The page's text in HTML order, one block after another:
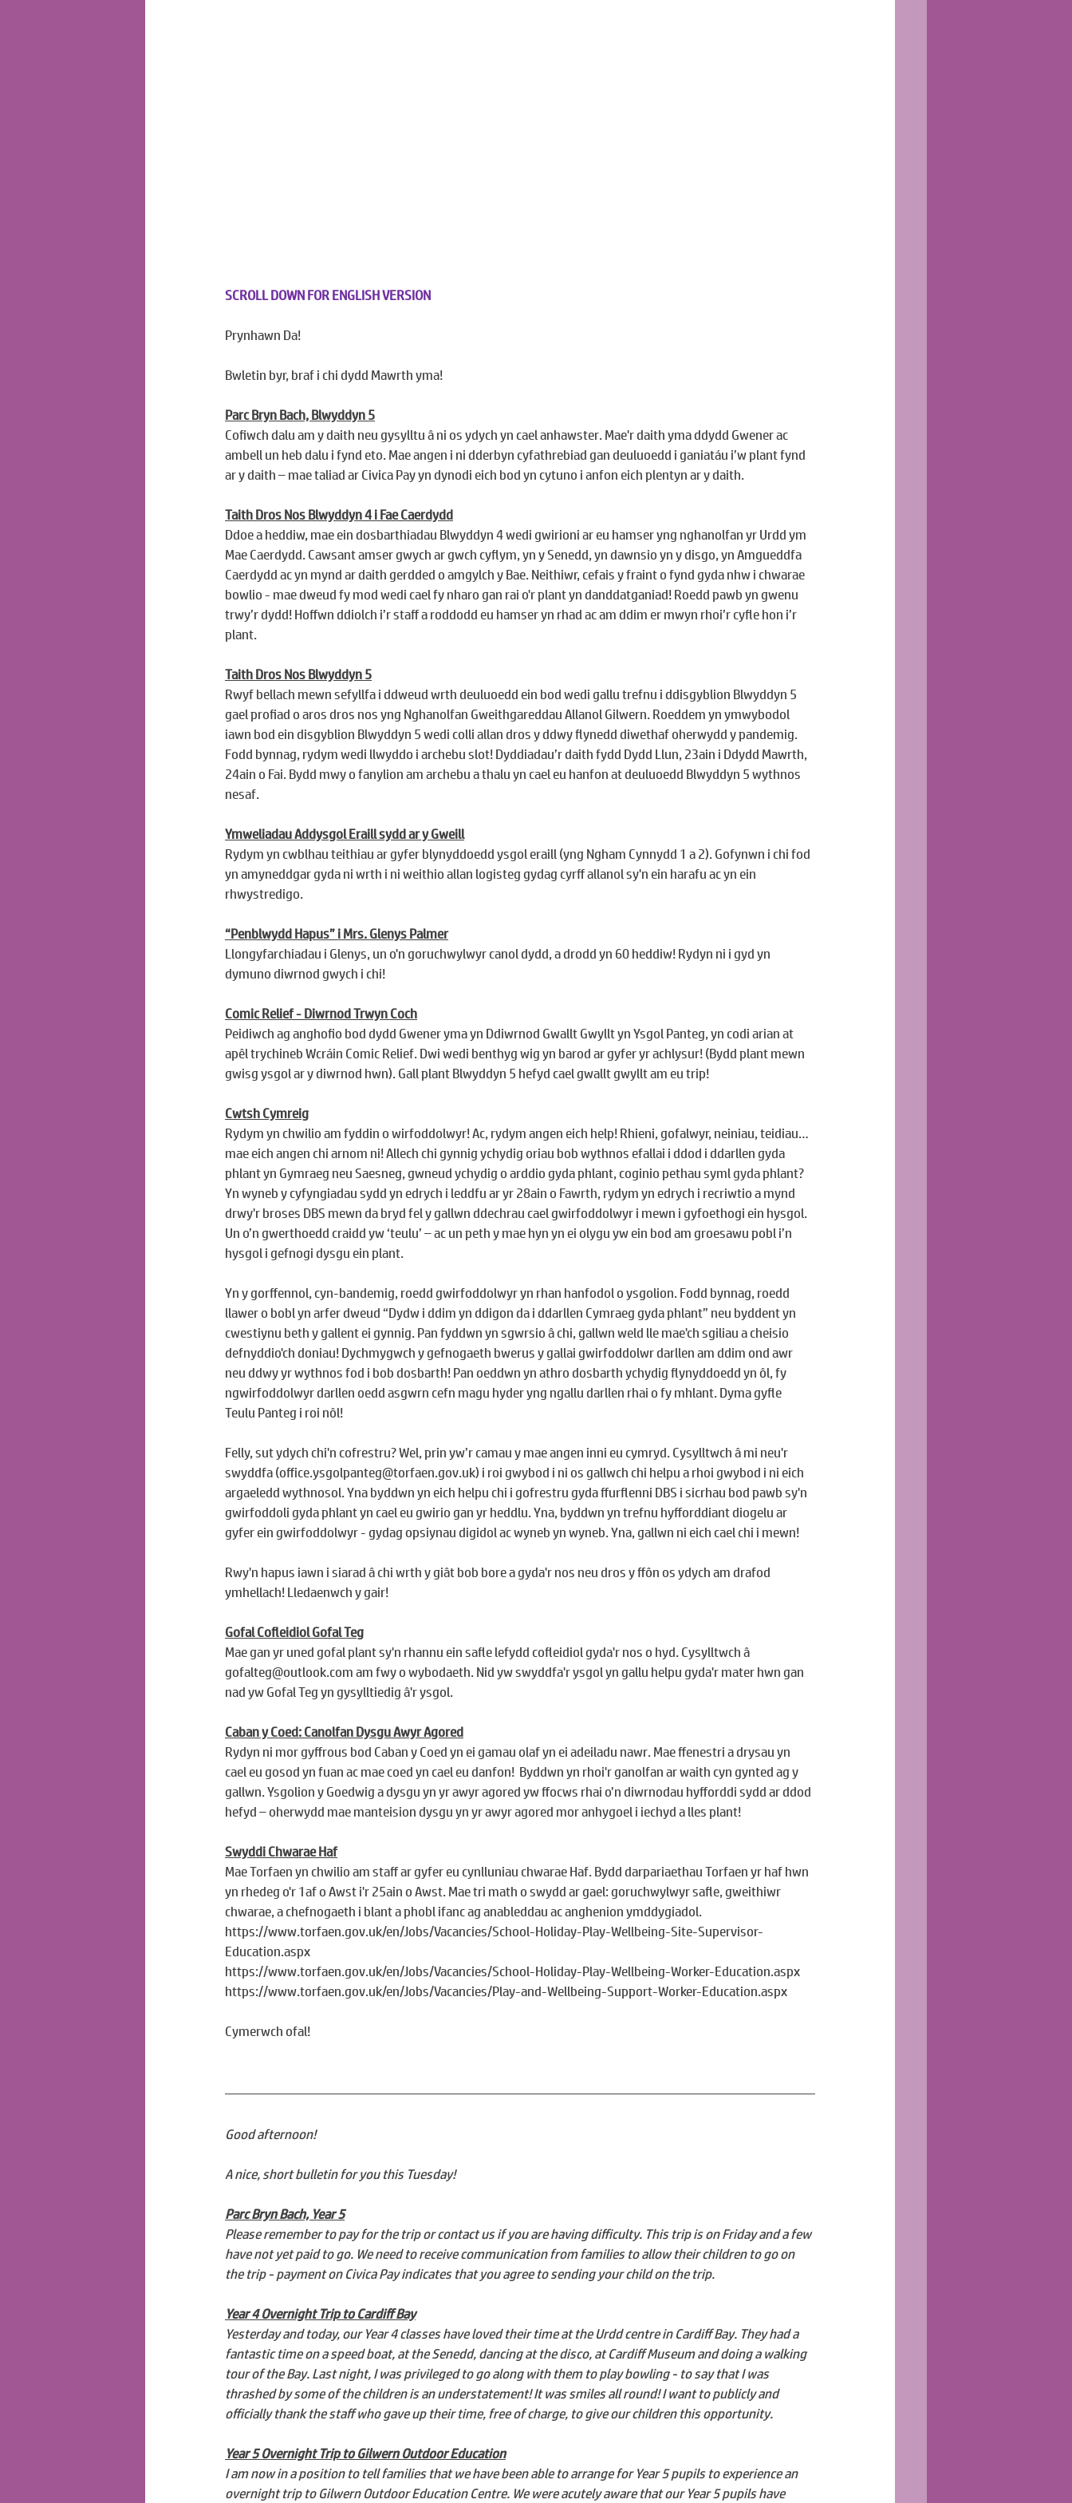
SCROLL DOWN FOR ENGLISH VERSION
Prynhawn Da!
Bwletin byr, braf i chi dydd Mawrth yma!
Parc Bryn Bach, Blwyddyn 5
Cofiwch dalu am y daith neu gysylltu â ni os ydych yn cael anhawster. Mae'r daith yma ddydd Gwener ac
ambell un heb dalu i fynd eto. Mae angen i ni dderbyn cyfathrebiad gan deuluoedd i ganiatáu i’w plant fynd
ar y daith – mae taliad ar Civica Pay yn dynodi eich bod yn cytuno i anfon eich plentyn ar y daith.
Taith Dros Nos Blwyddyn 4 i Fae Caerdydd
Ddoe a heddiw, mae ein dosbarthiadau Blwyddyn 4 wedi gwirioni ar eu hamser yng nghanolfan yr Urdd ym
Mae Caerdydd. Cawsant amser gwych ar gwch cyflym, yn y Senedd, yn dawnsio yn y disgo, yn Amgueddfa
Caerdydd ac yn mynd ar daith gerdded o amgylch y Bae. Neithiwr, cefais y fraint o fynd gyda nhw i chwarae
bowlio - mae dweud fy mod wedi cael fy nharo gan rai o'r plant yn danddatganiad! Roedd pawb yn gwenu
trwy’r dydd! Hoffwn ddiolch i’r staff a roddodd eu hamser yn rhad ac am ddim er mwyn rhoi’r cyfle hon i’r
plant.
Taith Dros Nos Blwyddyn 5
Rwyf bellach mewn sefyllfa i ddweud wrth deuluoedd ein bod wedi gallu trefnu i ddisgyblion Blwyddyn 5
gael profiad o aros dros nos yng Nghanolfan Gweithgareddau Allanol Gilwern. Roeddem yn ymwybodol
iawn bod ein disgyblion Blwyddyn 5 wedi colli allan dros y ddwy flynedd diwethaf oherwydd y pandemig.
Fodd bynnag, rydym wedi llwyddo i archebu slot! Dyddiadau’r daith fydd Dydd Llun, 23ain i Ddydd Mawrth,
24ain o Fai. Bydd mwy o fanylion am archebu a thalu yn cael eu hanfon at deuluoedd Blwyddyn 5 wythnos
nesaf.
Ymweliadau Addysgol Eraill sydd ar y Gweill
Rydym yn cwblhau teithiau ar gyfer blynyddoedd ysgol eraill (yng Ngham Cynnydd 1 a 2). Gofynwn i chi fod
yn amyneddgar gyda ni wrth i ni weithio allan logisteg gydag cyrff allanol sy'n ein harafu ac yn ein
rhwystredigo.
“Penblwydd Hapus” i Mrs. Glenys Palmer
Llongyfarchiadau i Glenys, un o'n goruchwylwyr canol dydd, a drodd yn 60 heddiw! Rydyn ni i gyd yn
dymuno diwrnod gwych i chi!
Comic Relief - Diwrnod Trwyn Coch
Peidiwch ag anghofio bod dydd Gwener yma yn Ddiwrnod Gwallt Gwyllt yn Ysgol Panteg, yn codi arian at
apêl trychineb Wcráin Comic Relief. Dwi wedi benthyg wig yn barod ar gyfer yr achlysur! (Bydd plant mewn
gwisg ysgol ar y diwrnod hwn). Gall plant Blwyddyn 5 hefyd cael gwallt gwyllt am eu trip!
Cwtsh Cymreig
Rydym yn chwilio am fyddin o wirfoddolwyr! Ac, rydym angen eich help! Rhieni, gofalwyr, neiniau, teidiau…
mae eich angen chi arnom ni! Allech chi gynnig ychydig oriau bob wythnos efallai i ddod i ddarllen gyda
phlant yn Gymraeg neu Saesneg, gwneud ychydig o arddio gyda phlant, coginio pethau syml gyda phlant?
Yn wyneb y cyfyngiadau sydd yn edrych i leddfu ar yr 28ain o Fawrth, rydym yn edrych i recriwtio a mynd
drwy'r broses DBS mewn da bryd fel y gallwn ddechrau cael gwirfoddolwyr i mewn i gyfoethogi ein hysgol.
Un o’n gwerthoedd craidd yw ‘teulu’ – ac un peth y mae hyn yn ei olygu yw ein bod am groesawu pobl i’n
hysgol i gefnogi dysgu ein plant.
Yn y gorffennol, cyn-bandemig, roedd gwirfoddolwyr yn rhan hanfodol o ysgolion. Fodd bynnag, roedd
llawer o bobl yn arfer dweud “Dydw i ddim yn ddigon da i ddarllen Cymraeg gyda phlant” neu byddent yn
cwestiynu beth y gallent ei gynnig. Pan fyddwn yn sgwrsio â chi, gallwn weld lle mae'ch sgiliau a cheisio
defnyddio'ch doniau! Dychmygwch y gefnogaeth bwerus y gallai gwirfoddolwr darllen am ddim ond awr
neu ddwy yr wythnos fod i bob dosbarth! Pan oeddwn yn athro dosbarth ychydig flynyddoedd yn ôl, fy
ngwirfoddolwyr darllen oedd asgwrn cefn magu hyder yng ngallu darllen rhai o fy mhlant. Dyma gyfle
Teulu Panteg i roi nôl!
Felly, sut ydych chi'n cofrestru? Wel, prin yw’r camau y mae angen inni eu cymryd. Cysylltwch â mi neu'r
swyddfa (office.ysgolpanteg@torfaen.gov.uk) i roi gwybod i ni os gallwch chi helpu a rhoi gwybod i ni eich
argaeledd wythnosol. Yna byddwn yn eich helpu chi i gofrestru gyda ffurflenni DBS i sicrhau bod pawb sy'n
gwirfoddoli gyda phlant yn cael eu gwirio gan yr heddlu. Yna, byddwn yn trefnu hyfforddiant diogelu ar
gyfer ein gwirfoddolwyr - gydag opsiynau digidol ac wyneb yn wyneb. Yna, gallwn ni eich cael chi i mewn!
Rwy'n hapus iawn i siarad â chi wrth y giât bob bore a gyda'r nos neu dros y ffôn os ydych am drafod
ymhellach! Lledaenwch y gair!
Gofal Cofleidiol Gofal Teg
Mae gan yr uned gofal plant sy'n rhannu ein safle lefydd cofleidiol gyda'r nos o hyd. Cysylltwch â
gofalteg@outlook.com am fwy o wybodaeth. Nid yw swyddfa'r ysgol yn gallu helpu gyda'r mater hwn gan
nad yw Gofal Teg yn gysylltiedig â'r ysgol.
Caban y Coed: Canolfan Dysgu Awyr Agored
Rydyn ni mor gyffrous bod Caban y Coed yn ei gamau olaf yn ei adeiladu nawr. Mae ffenestri a drysau yn
cael eu gosod yn fuan ac mae coed yn cael eu danfon!  Byddwn yn rhoi'r ganolfan ar waith cyn gynted ag y
gallwn. Ysgolion y Goedwig a dysgu yn yr awyr agored yw ffocws rhai o’n diwrnodau hyfforddi sydd ar ddod
hefyd – oherwydd mae manteision dysgu yn yr awyr agored mor anhygoel i iechyd a lles plant!
Swyddi Chwarae Haf
Mae Torfaen yn chwilio am staff ar gyfer eu cynlluniau chwarae Haf. Bydd darpariaethau Torfaen yr haf hwn
yn rhedeg o'r 1af o Awst i'r 25ain o Awst. Mae tri math o swydd ar gael: goruchwylwyr safle, gweithiwr
chwarae, a chefnogaeth i blant a phobl ifanc ag anableddau ac anghenion ymddygiadol.
https://www.torfaen.gov.uk/en/Jobs/Vacancies/School-Holiday-Play-Wellbeing-Site-Supervisor-
Education.aspx
https://www.torfaen.gov.uk/en/Jobs/Vacancies/School-Holiday-Play-Wellbeing-Worker-Education.aspx
https://www.torfaen.gov.uk/en/Jobs/Vacancies/Play-and-Wellbeing-Support-Worker-Education.aspx
Cymerwch ofal!
Good afternoon!
A nice, short bulletin for you this Tuesday!
Parc Bryn Bach, Year 5
Please remember to pay for the trip or contact us if you are having difficulty. This trip is on Friday and a few
have not yet paid to go. We need to receive communication from families to allow their children to go on
the trip - payment on Civica Pay indicates that you agree to sending your child on the trip.
Year 4 Overnight Trip to Cardiff Bay
Yesterday and today, our Year 4 classes have loved their time at the Urdd centre in Cardiff Bay. They had a
fantastic time on a speed boat, at the Senedd, dancing at the disco, at Cardiff Museum and doing a walking
tour of the Bay. Last night, I was privileged to go along with them to play bowling - to say that I was
thrashed by some of the children is an understatement! It was smiles all round! I want to publicly and
officially thank the staff who gave up their time, free of charge, to give our children this opportunity.
Year 5 Overnight Trip to Gilwern Outdoor Education
I am now in a position to tell families that we have been able to arrange for Year 5 pupils to experience an
overnight trip to Gilwern Outdoor Education Centre. We were acutely aware that our Year 5 pupils have